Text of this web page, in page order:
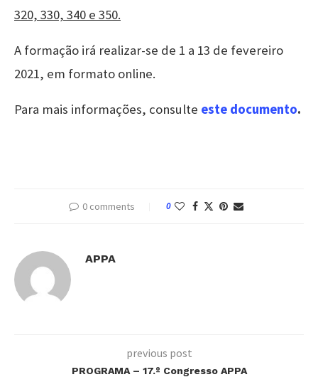
320, 330, 340 e 350.
A formação irá realizar-se de 1 a 13 de fevereiro
2021, em formato online.
Para mais informações, consulte este documento.
0 comments 0
APPA
previous post
PROGRAMA – 17.º Congresso APPA